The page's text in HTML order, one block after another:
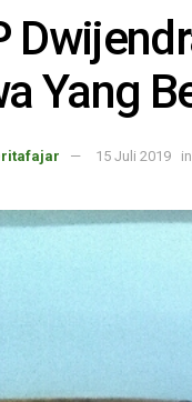
Yang
15 Juli 2019 in